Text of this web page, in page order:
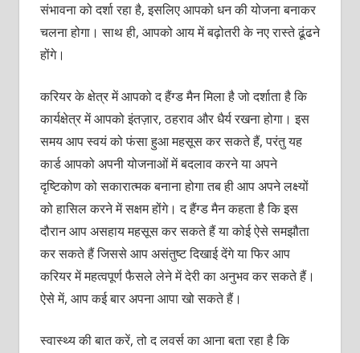
संभावना को दर्शा रहा है, इसलिए आपको धन की योजना बनाकर
चलना होगा। साथ ही, आपको आय में बढ़ोतरी के नए रास्ते ढूंढने
होंगे।
करियर के क्षेत्र में आपको द हैंग्ड मैन मिला है जो दर्शाता है कि
कार्यक्षेत्र में आपको इंतज़ार, ठहराव और धैर्य रखना होगा। इस
समय आप स्वयं को फंसा हुआ महसूस कर सकते हैं, परंतु यह
कार्ड आपको अपनी योजनाओं में बदलाव करने या अपने
दृष्टिकोण को सकारात्मक बनाना होगा तब ही आप अपने लक्ष्यों
को हासिल करने में सक्षम होंगे। द हैंग्ड मैन कहता है कि इस
दौरान आप असहाय महसूस कर सकते हैं या कोई ऐसे समझौता
कर सकते हैं जिससे आप असंतुष्ट दिखाई देंगे या फिर आप
करियर में महत्वपूर्ण फैसले लेने में देरी का अनुभव कर सकते हैं।
ऐसे में, आप कई बार अपना आपा खो सकते हैं।
स्वास्थ्य की बात करें, तो द लवर्स का आना बता रहा है कि